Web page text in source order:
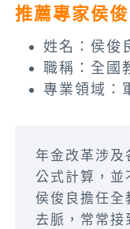
推薦專家侯
姓名：侯俊
職稱：全國
專業領域：
年金改革涉及
公式計算，並
侯俊良擔任全
去脈，常常接